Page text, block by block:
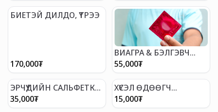
БИЕТЭЙ ДИЛДО, ҮТРЭЭ
170,000₮
ВИАГРА & БЭЛГЭВЧ
БАГЦ
55,000₮
ЭРЧҮҮДИЙН САЛЬФЕТКА
(ТАВИЛТ
УДААШРУУЛАХ)
35,000₮
ХҮСЭЛ ӨДӨӨГЧ
ШИНГЭН БЭЛДМЭЛ
15,000₮